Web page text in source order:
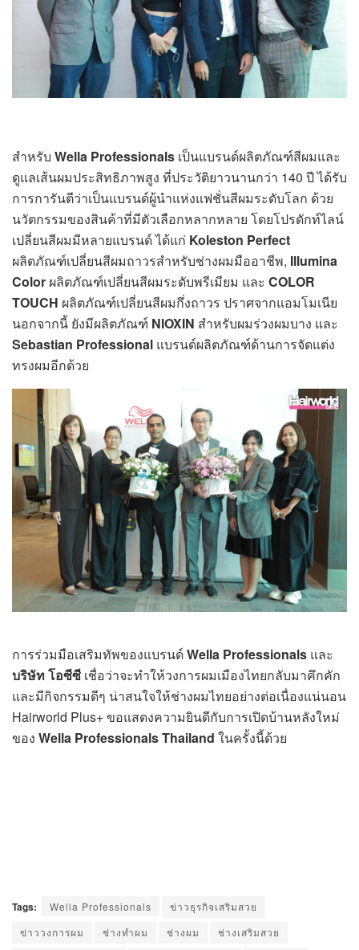
สำหรับ Wella Professionals เป็นแบรนด์ผลิตภัณฑ์สีผมและ
ดูแลเส้นผมประสิทธิภาพสูง ที่ประวัติยาวนานกว่า 140 ปี ได้รับ
การการันตีว่าเป็นแบรนด์ผู้นำแห่งแฟชั่นสีผมระดับโลก ด้วย
นวัตกรรมของสินค้าที่มีตัวเลือกหลากหลาย โดยโปรดักท์ไลน์
เปลี่ยนสีผมมีหลายแบรนด์ ได้แก่ Koleston Perfect
ผลิตภัณฑ์เปลี่ยนสีผมถาวรสำหรับช่างผมมืออาชีพ, Illumina
Color ผลิตภัณฑ์เปลี่ยนสีผมระดับพรีเมียม และ COLOR
TOUCH ผลิตภัณฑ์เปลี่ยนสีผมกึ่งถาวร ปราศจากแอมโมเนีย
นอกจากนี้ ยังมีผลิตภัณฑ์ NIOXIN สำหรับผมร่วงผมบาง และ
Sebastian Professional แบรนด์ผลิตภัณฑ์ด้านการจัดแต่ง
ทรงผมอีกด้วย
การร่วมมือเสริมทัพของแบรนด์Wella Professionals และ
บริษัท โอซีซี เชื่อว่าจะทำให้วงการผมเมืองไทยกลับมาคึกคัก
และมีกิจกรรมดีๆ น่าสนใจให้ช่างผมไทยอย่างต่อเนื่องแน่นอน
Hairworld Plus+ ขอแสดงความยินดีกับการเปิดบ้านหลังใหม่
ของ Wella Professionals Thailand ในครั้งนี้ด้วย
Tags: Wella Professionals
ข่าวธุรกิจเสริมสวย
ข่าววงการผม
ช่างทำผม ช่างผม
ช่างเสริมสวย